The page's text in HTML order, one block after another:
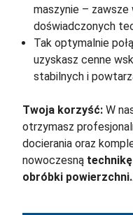
maszynie –
doświadczonych
Tak optymalnie
uzyskasz cenne
stabilnych i
Twoja korzyść: W
otrzymasz
docierania oraz
nowoczesną
obróbki powierzchni..